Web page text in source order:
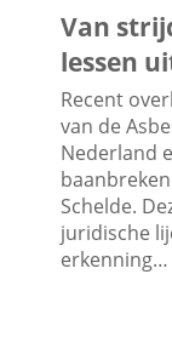
Van
lessen
Recent
van de
Nederland
Schelde.
juridische
erkenning…